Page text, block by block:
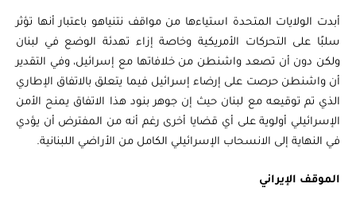
أبدت الولايات المتحدة استياءها من مواقف نتنياهو باعتبار أنها تؤثر
سلبًا على التحركات الأمريكية وخاصة إزاء تهدئة الوضع في لبنان
ولكن دون أن تصعد واشنطن من خلافاتها مع إسرائيل، وفي التقدير
أن واشنطن حرصت على إرضاء إسرائيل فيما يتعلق بالاتفاق الإطاري
الذي تم توقيعه مع لبنان حيث إن جوهر بنود هذا الاتفاق يمنح الأمن
الإسرائيلي أولوية على أي قضايا أخرى رغم أنه من المفترض أن يؤدي
في النهاية إلى الانسحاب الإسرائيلي الكامل من الأراضي اللبنانية.
الموقف الإيراني